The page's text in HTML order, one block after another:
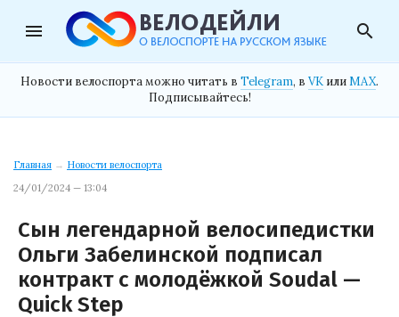
menu search
Новости велоспорта можно читать в Telegram, в VK илиMAX.
Подписывайтесь!
Главная → Новости велоспорта
24/01/2024 — 13:04
Сын легендарной велосипедистки
Ольги Забелинской подписал
контракт с молодёжкой Soudal —
Quick Step